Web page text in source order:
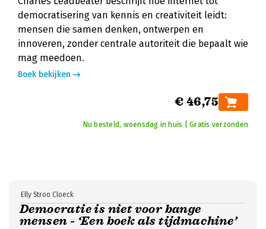
democratisering van kennis en creativiteit leidt:
mensen die samen denken, ontwerpen en
innoveren, zonder centrale autoriteit die bepaalt wie
mag meedoen.
Boek bekijken
€ 46,75
Nu besteld, woensdag in huis | Gratis verzonden
Democratie is niet voor bange
mensen - ‘Een boek als tijdmachine’
Elly Stroo Cloeck